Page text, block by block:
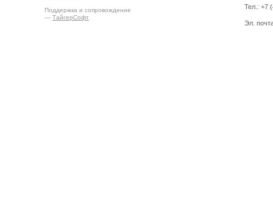
Поддержка и сопровождение
— ТайгерСофт
Тел.: +7
Эл.